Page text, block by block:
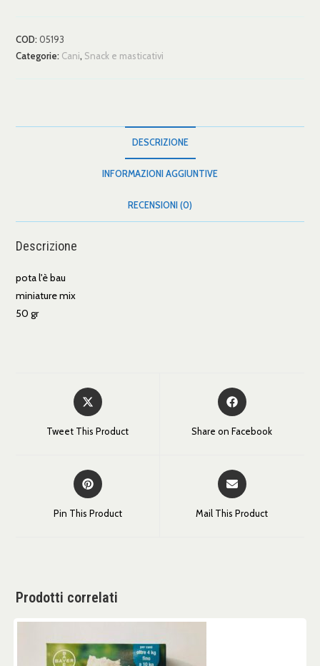
COD:05193
Categorie: Cani, Snack e masticativi
DESCRIZIONE
INFORMAZIONI AGGIUNTIVE
RECENSIONI (0)
Descrizione
pota l'è bau
miniature mix
50 gr
Tweet This Product Share on Facebook
Pin This Product Mail This Product
Prodotti correlati